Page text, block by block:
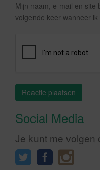
Mijn naam, e-mail en site
volgende keer wanneer
Social Media
Je kunt me volgen